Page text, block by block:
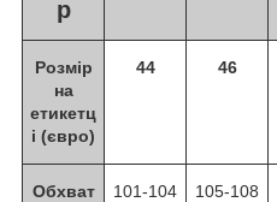
р
Розмір
на
етикетц
і (євро)
44 46
Обхват
101-104 105-108